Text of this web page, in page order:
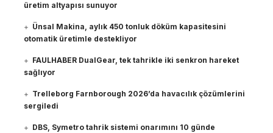
üretim altyapısı sunuyor
Ünsal Makina, aylık 450 tonluk döküm kapasitesini
otomatik üretimle destekliyor
FAULHABER DualGear, tek tahrikle iki senkron hareket
sağlıyor
Trelleborg Farnborough 2026’da havacılık çözümlerini
sergiledi
DBS, Symetro tahrik sistemi onarımını 10 günde